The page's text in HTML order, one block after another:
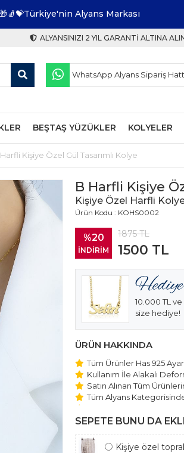
Alyans Markası
ALYANSINIZI 2 YIL GARANTI ALTINA
WhatsApp Alyans Sipariş
BEŞTAŞ YÜZÜKLER KOLYELER
Kişiye Özel Gül Tasarımlı Kolye
B Harfli Kişiye
Kişiye Özel Harfli
Ürün Kodu : KOHS0002
%20
İNDİRİM
1875TL
1500 TL
10.000 TL
size hediye!
ÜRÜN HAKKINDA
Tüm Ürünler Has 925
Kullanım İle Alakalı
Satın Alınan Tüm
Tüm Alyans
Beştaş Tektaş Kolye ve
Edilmektedir.
SEPETE BUNU DA
Kişiye özel